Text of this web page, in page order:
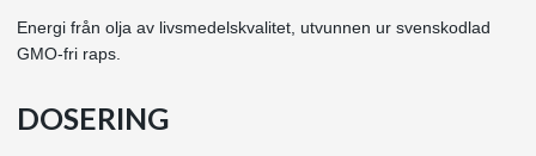
Energi från olja av livsmedelskvalitet, utvunnen ur svenskodlad
GMO-fri raps.
DOSERING